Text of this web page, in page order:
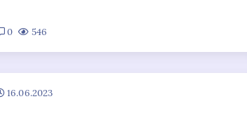
0 546
16.06.2023